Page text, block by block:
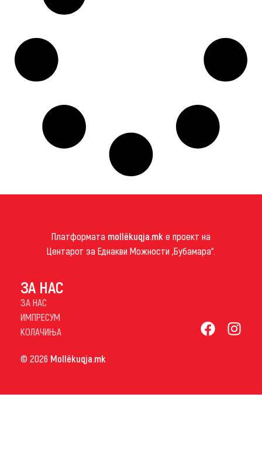
Платформата mollëkuqja.mk е проект на
Центарот за Еднакви Можности „Бубамара“.
ЗА НАС
ЗА НАС
ИМПРЕСУМ
КОЛАЧИЊА
© 2026 Mollëkuqja.mk